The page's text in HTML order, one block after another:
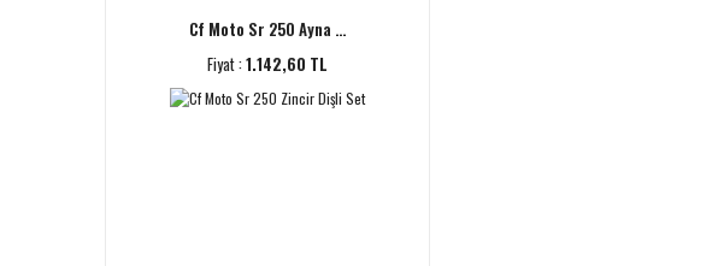
Cf Moto Sr 250 Ayna ...
Fiyat : 1.142,60 TL